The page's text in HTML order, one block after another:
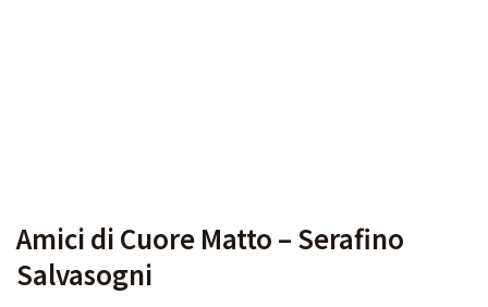
Amici di Cuore Matto – Serafino
Salvasogni